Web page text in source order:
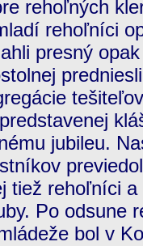
rehoľných
rehoľníci
presný
jubileu.
tiež rehoľníci
Po odsune
bol v